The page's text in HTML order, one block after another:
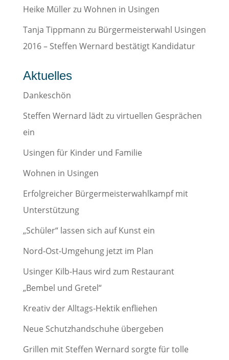
Heike Müllerzu Wohnen in Usingen
Tanja Tippmann zu Bürgermeisterwahl Usingen
2016 – Steffen Wernard bestätigt Kandidatur
Aktuelles
Dankeschön
Steffen Wernard lädt zu virtuellen Gesprächen
ein
Usingen für Kinder und Familie
Wohnen in Usingen
Erfolgreicher Bürgermeisterwahlkampf mit
Unterstützung
„Schüler“ lassen sich auf Kunst ein
Nord-Ost-Umgehung jetzt im Plan
Usinger Kilb-Haus wird zum Restaurant
„Bembel und Gretel“
Kreativ der Alltags-Hektik enfliehen
Neue Schutzhandschuhe übergeben
Grillen mit Steffen Wernard sorgte für tolle